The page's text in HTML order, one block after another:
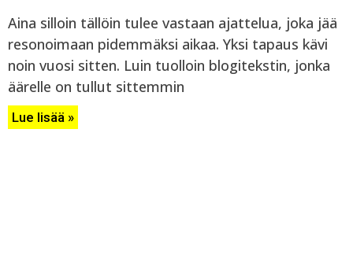
Aina silloin tällöin tulee vastaan ajattelua, joka jää
resonoimaan pidemmäksi aikaa. Yksi tapaus kävi
noin vuosi sitten. Luin tuolloin blogitekstin, jonka
äärelle on tullut sittemmin
Lue lisää »